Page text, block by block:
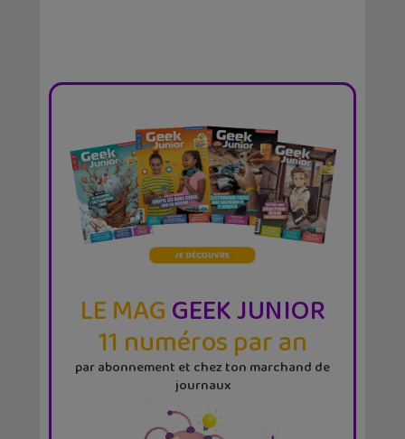
LE MAGGEEK JUNIOR
11 numéros par an
par abonnement et chez ton marchand de
journaux